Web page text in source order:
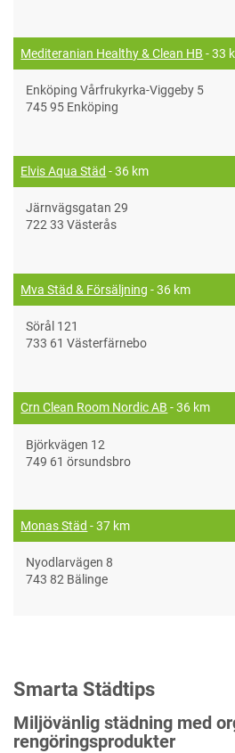
Mediteranian Healthy & Clean HB - 33
Enköping Vårfrukyrka-Viggeby 5
745 95 Enköping
Elvis Aqua Städ - 36 km
Järnvägsgatan 29
722 33 Västerås
Mva Städ & Försäljning - 36 km
Sörål 121
733 61 Västerfärnebo
Crn Clean Room Nordic AB - 36 km
Björkvägen 12
749 61 örsundsbro
Monas Städ - 37 km
Nyodlarvägen 8
743 82 Bälinge
Smarta Städtips
Miljövänlig städning med
rengöringsprodukter